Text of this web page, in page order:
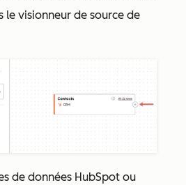
le visionneur de source de
de données HubSpot ou